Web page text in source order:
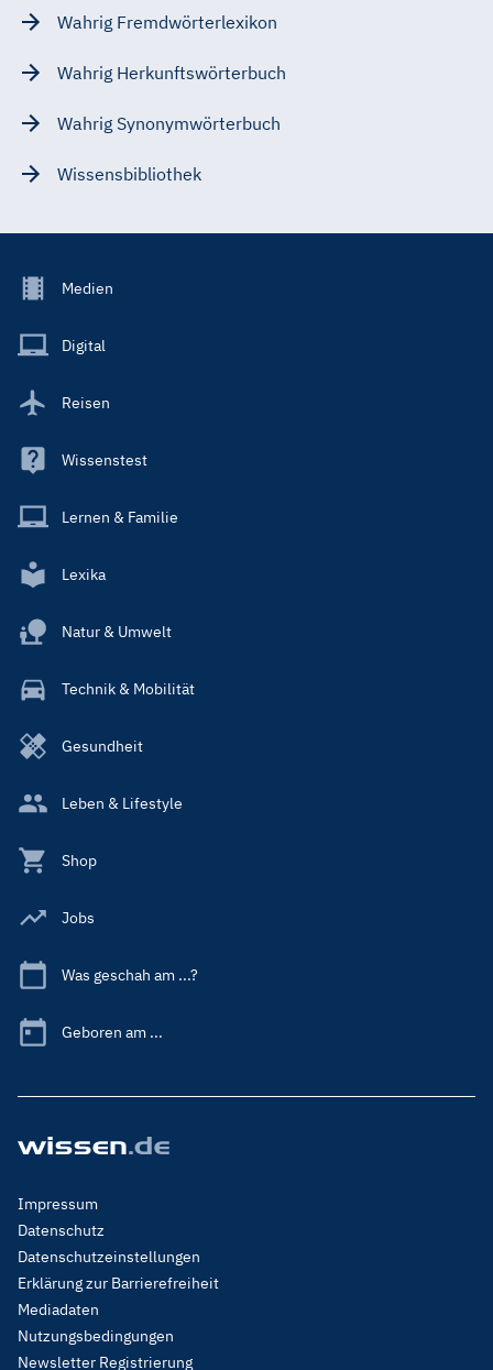
Wahrig Fremdwörterlexikon
Wahrig Herkunftswörterbuch
Wahrig Synonymwörterbuch
Wissensbibliothek
Footer
Main
Medien
Digital
Reisen
Wissenstest
Lernen & Familie
Lexika
Natur & Umwelt
Technik & Mobilität
Gesundheit
Leben & Lifestyle
Shop
Jobs
Was geschah am ...?
Geboren am ...
Footer
Menu
Legal
Impressum
Datenschutz
Datenschutzeinstellungen
Erklärung zur Barrierefreiheit
Mediadaten
Nutzungsbedingungen
Newsletter Registrierung